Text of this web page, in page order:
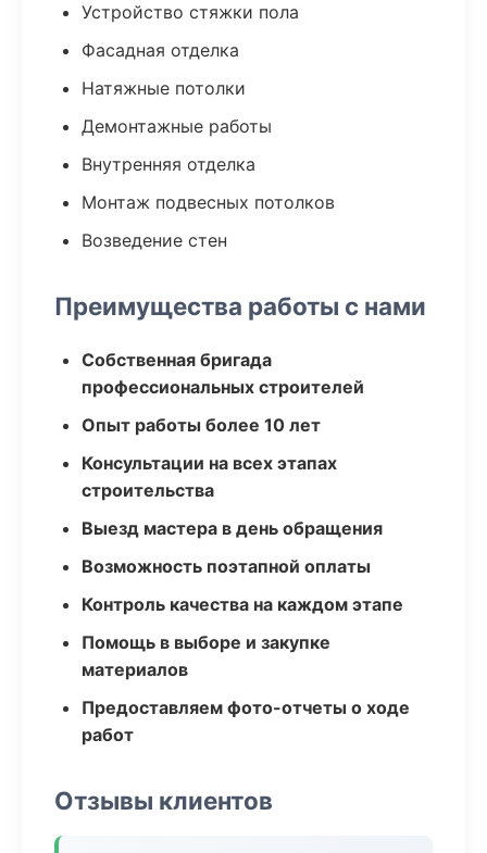
Устройство стяжки пола
Фасадная отделка
Натяжные потолки
Демонтажные работы
Внутренняя отделка
Монтаж подвесных потолков
Возведение стен
Преимущества работы с нами
Собственная бригада
профессиональных строителей
Опыт работы более 10 лет
Консультации на всех этапах
строительства
Выезд мастера в день обращения
Возможность поэтапной оплаты
Контроль качества на каждом этапе
Помощь в выборе и закупке
материалов
Предоставляем фото-отчеты о ходе
работ
Отзывы клиентов